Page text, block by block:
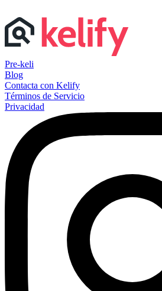
Pre-keli
Blog
Contacta con Kelify
Términos de Servicio
Privacidad